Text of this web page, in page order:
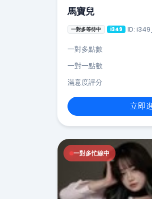
馬寶兒
一對多等待中 i349 ID:
一對多點數
一對一點數
滿意度評分
立即
一對多忙線中